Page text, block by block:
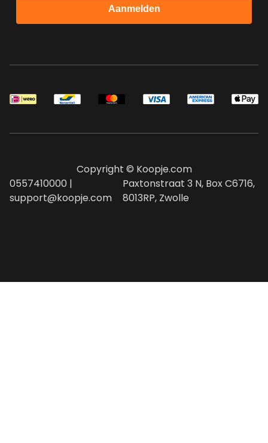
Aanmelden
Copyright © Koopje.com
0557410000 |
support@koopje.com
Paxtonstraat 3 N, Box C6716,
8013RP, Zwolle